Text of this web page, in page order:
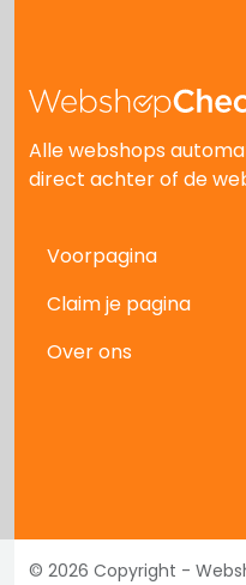
Alle webshops
direct achter of de
Voorpagina
Claim je pagina
Over ons
© 2026 Copyright -